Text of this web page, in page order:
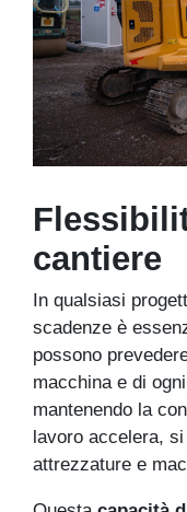
cantiere
In qualsiasi
scadenze è
possono
macchina e di
mantenendo la
lavoro accelera,
attrezzature e